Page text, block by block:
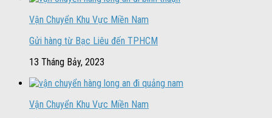
Vận Chuyển Khu Vực Miền Nam
Gửi hàng từ Bạc Liêu đến TPHCM
13 Tháng Bảy, 2023
Vận Chuyển Khu Vực Miền Nam